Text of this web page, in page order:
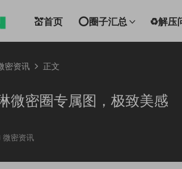
💒首页 ⭕圈子汇总 ♻解压
密资讯 正文
微密圈专属图，极致美感
微密资讯